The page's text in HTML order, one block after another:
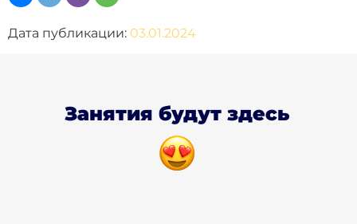
Дата публикации: 03.01.2024
Занятия будут здесь